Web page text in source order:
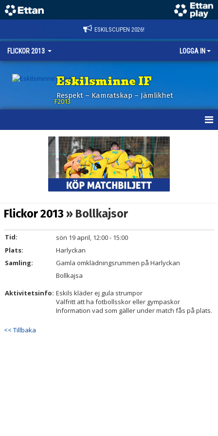
ESKILSCUPEN 2026!
FLICKOR 2013 LOGGA IN
Eskilsminne IF
Respekt – Kamratskap – Jämlikhet
F2013
DOKUMENT
Flickor 2013 » Bollkajsor
Tid:
sön 19 april, 12:00 - 15:00
Plats:
Harlyckan
Samling:
Gamla omklädningsrummen på Harlyckan
Aktivitetsinfo:
Bollkajsa
Eskils kläder ej gula strumpor
Valfritt att ha fotbollsskor eller gympaskor
Information vad som gäller under match fås på plats.
<< Tillbaka